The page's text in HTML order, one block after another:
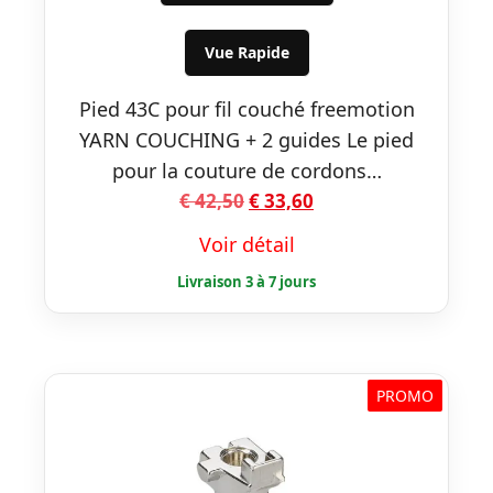
était :
€ 42,50.
est :
Vue Rapide
Pied 43C pour fil couché freemotion
YARN COUCHING + 2 guides Le pied
pour la couture de cordons…
€42,50Le
initial
était :
€ 42,50.
€33,60
est :
€ 33,60.
Voir détail
PROMO